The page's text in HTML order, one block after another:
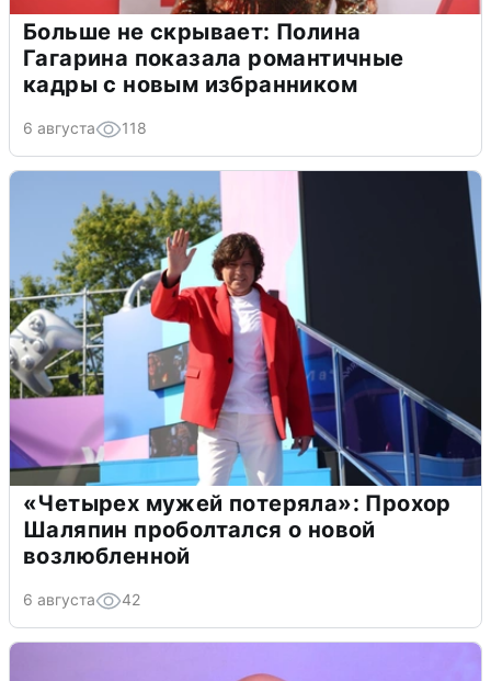
Больше не скрывает: Полина
Гагарина показала романтичные
кадры с новым избранником
6 августа 118
«Четырех мужей потеряла»: Прохор
Шаляпин проболтался о новой
возлюбленной
6 августа 42